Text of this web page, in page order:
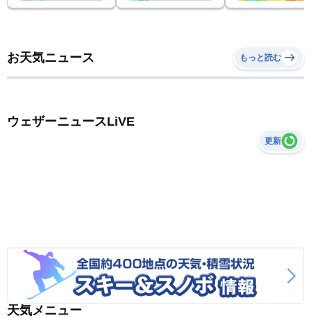
お天気ニュース もっと読む
ウェザーニュースLiVE
更新
天気メニュー